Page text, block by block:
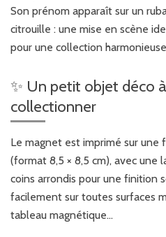
Son prénom apparaît sur un
citrouille : une mise en scène
pour une collection
✨ Un petit objet déco
collectionner
Le magnet est imprimé sur une
(format 8,5 × 8,5 cm), avec une
coins arrondis pour une finition
facilement sur toutes surfaces
tableau magnétique...